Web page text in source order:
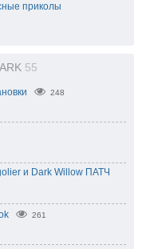
приколы
55
248
и Dark Willow ПАТЧ
261